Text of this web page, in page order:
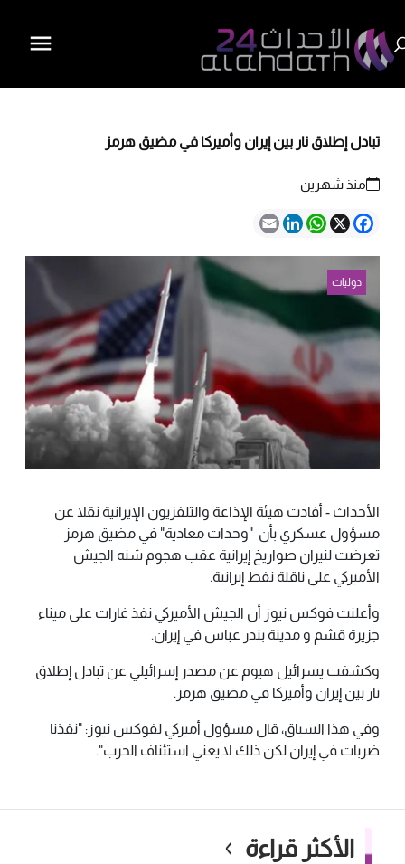
تبادل إطلاق نار بين إيران وأميركا في مضيق هرمز
منذ شهرين
Facebook
X
WhatsApp
LinkedIn
Email
دوليات
الأحداث - أفادت هيئة الإذاعة والتلفزيون الإيرانية نقلا عن
مسؤول عسكري بأن "وحدات معادية" في مضيق هرمز
تعرضت لنيران صواريخ إيرانية عقب هجوم شنه الجيش
الأميركي على ناقلة نفط إيرانية.
وأعلنت فوكس نيوز أن الجيش الأميركي نفذ غارات على ميناء
جزيرة قشم و مدينة بندر عباس في إيران.
وكشفت يسرائيل هيوم عن مصدر إسرائيلي عن تبادل إطلاق
نار بين إيران وأميركا في مضيق هرمز.
وفي هذا السياق، قال مسؤول أميركي لفوكس نيوز: "نفذنا
ضربات في إيران لكن ذلك لا يعني استئناف الحرب".
الأكثر قراءة